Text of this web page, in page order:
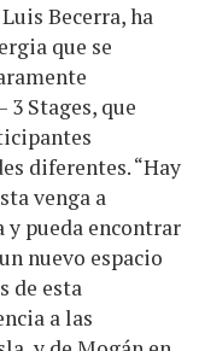
Becerra, ha
que se
Stages, que
diferentes. “Hay
venga a
pueda encontrar
nuevo espacio
de esta
a las